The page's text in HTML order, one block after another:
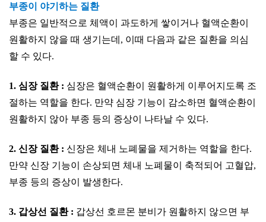
부종이 야기하는 질환
부종은 일반적으로 체액이 과도하게 쌓이거나 혈액순환이
원활하지 않을 때 생기는데, 이때 다음과 같은 질환을 의심
할 수 있다.
1. 심장 질환 : 심장은 혈액순환이 원활하게 이루어지도록 조
절하는 역할을 한다. 만약 심장 기능이 감소하면 혈액순환이
원활하지 않아 부종 등의 증상이 나타날 수 있다.
2. 신장 질환 : 신장은 체내 노폐물을 제거하는 역할을 한다.
만약 신장 기능이 손상되면 체내 노폐물이 축적되어 고혈압,
부종 등의 증상이 발생한다.
3. 갑상선 질환 : 갑상선 호르몬 분비가 원활하지 않으면 부